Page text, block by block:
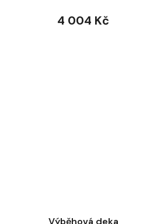
4 004 Kč
Výběhová deka